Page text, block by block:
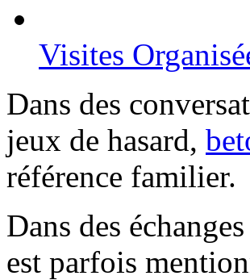
Visites
Dans des
jeux de hasard,
référence familier.
Dans des
est parfois